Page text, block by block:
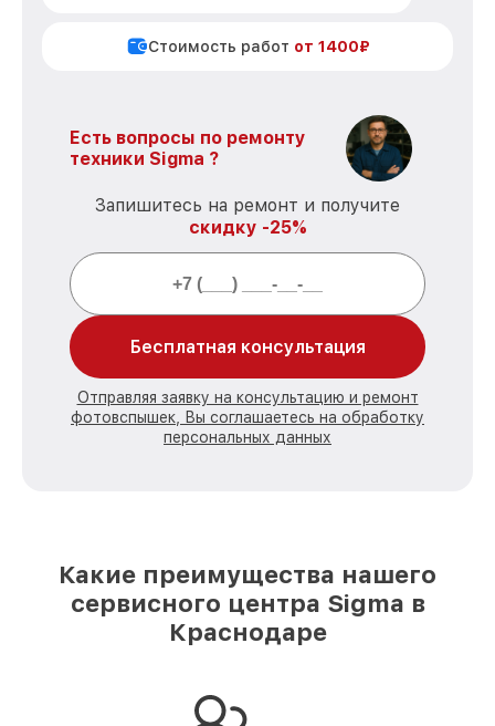
Стоимость работ от 1400₽
Есть вопросы по ремонту
техники Sigma ?
Запишитесь на ремонт и получите
скидку -25%
Бесплатная консультация
Отправляя заявку на консультацию и ремонт
фотовспышек, Вы соглашаетесь на обработку
персональных данных
Какие преимущества нашего
сервисного центра Sigma в
Краснодаре